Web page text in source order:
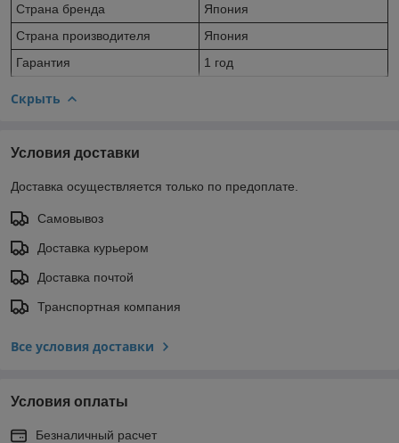
Страна бренда
Япония
Страна производителя
Япония
Гарантия
1 год
Скрыть
Условия доставки
Доставка осуществляется только по предоплате.
Самовывоз
Доставка курьером
Доставка почтой
Транспортная компания
Все условия доставки
Условия оплаты
Безналичный расчет